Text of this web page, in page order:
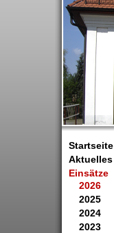
Startseite
Aktuelles
Einsätze
2026
2025
2024
2023